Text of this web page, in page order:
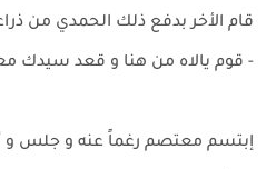
قام الأخر بدفع ذلك الحمدي من
- قوم يالاه من هنا و قعد سيدك
إبتسم معتصم رغماً عنه و جلس و